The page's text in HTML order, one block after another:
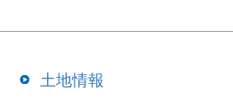
土地情報